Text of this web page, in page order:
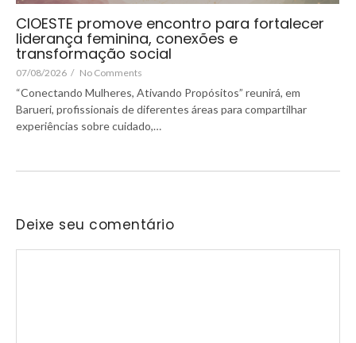
CIOESTE promove encontro para fortalecer
liderança feminina, conexões e
transformação social
07/08/2026 / No Comments
“Conectando Mulheres, Ativando Propósitos” reunirá, em
Barueri, profissionais de diferentes áreas para compartilhar
experiências sobre cuidado,…
Deixe seu comentário